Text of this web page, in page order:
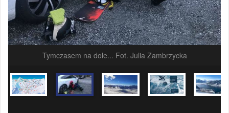
Tymczasem na dole... Fot. Julia Zambrzycka